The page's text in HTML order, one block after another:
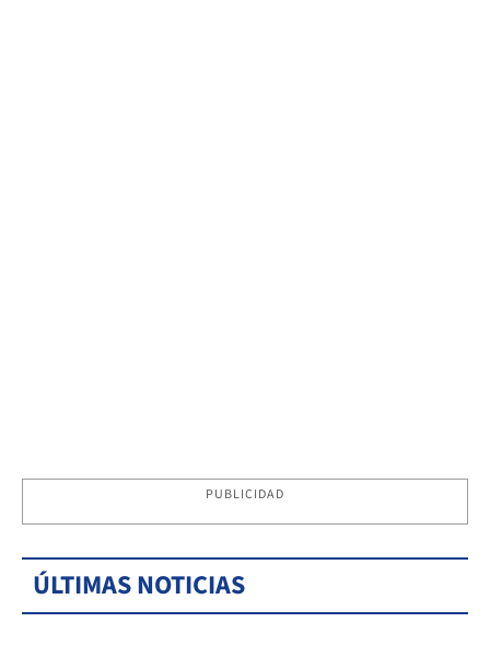
PUBLICIDAD
ÚLTIMAS NOTICIAS